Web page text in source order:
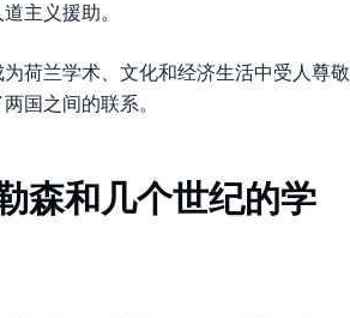
主义援助。
荷兰学术、文化和经济生活中受人尊敬
国之间的联系。
森和几个世纪的学